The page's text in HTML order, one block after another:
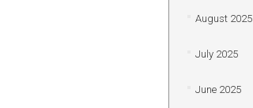
August 2025
July 2025
June 2025